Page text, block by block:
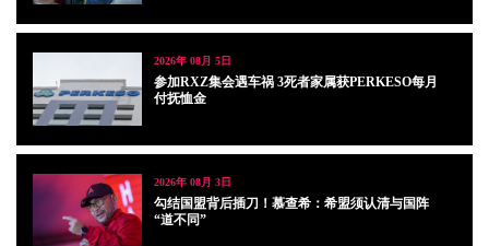
2026年 08月 5日
参加RXZ集会遇车祸 3死者家属获PERKESO每月
付抚恤金
2026年 08月 3日
勾结国盟背后插刀！慕查希：希盟须认清与国阵
“道不同”